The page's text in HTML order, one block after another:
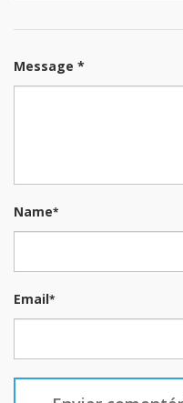
Message *
Name*
Email*